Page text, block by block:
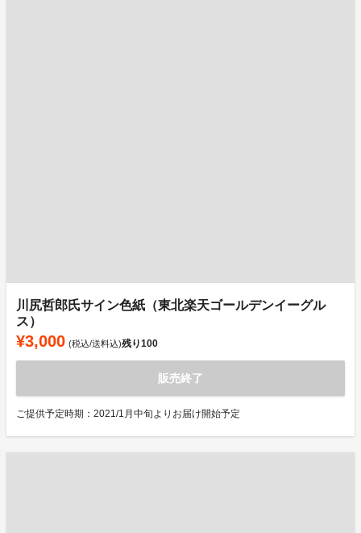
川尻哲郎氏サイン色紙（東北楽天ゴールデンイーグル
ス）
¥3,000 (税込/送料込)残り100
販売終了
ご提供予定時期：2021/1月中旬よりお届け開始予定